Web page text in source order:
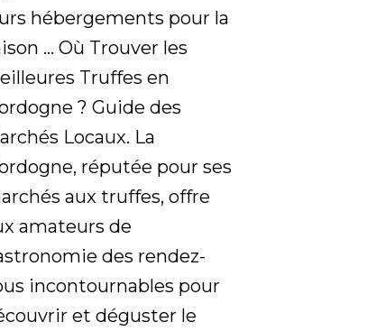
hébergements pour la
... Où Trouver les
Truffes en
? Guide des
Locaux. La
réputée pour ses
aux truffes, offre
amateurs de
des rendez-
incontournables pour
et déguster le